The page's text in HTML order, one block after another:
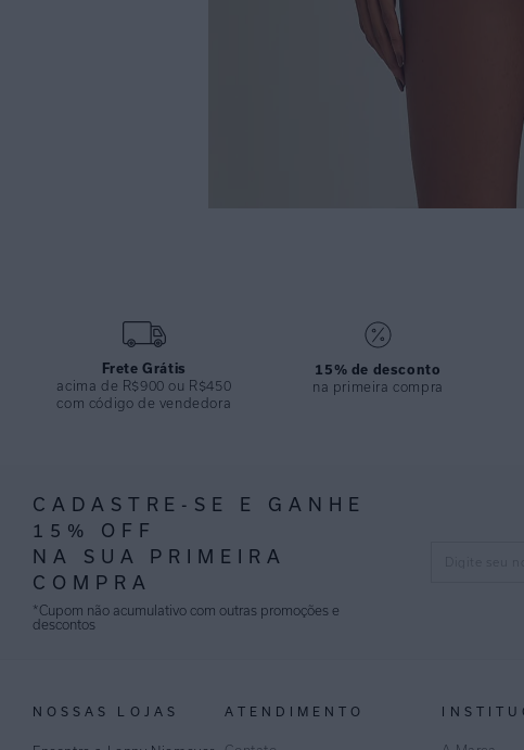
Frete Grátis
acima de R$900 ou R$450
com código de vendedora
15% de desconto
na primeira compra
CADASTRE-SE E GANHE
15% OFF
NA SUA PRIMEIRA
COMPRA
*Cupom não acumulativo com outras promoções e
descontos
NOSSAS LOJAS ATENDIMENTO